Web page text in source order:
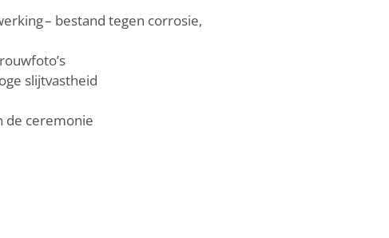
– bestand tegen corrosie,
slijtvastheid
de ceremonie